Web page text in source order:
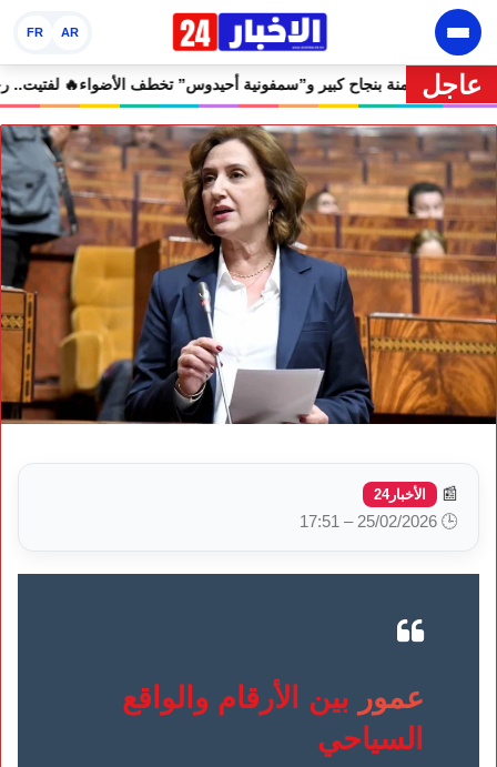
AR
FR
عاجل
مهرجان إفران الدولي يختتم دورته الثامنة بنجاح كبير و”سمفونية أحيدوس”
📰 الأخبار24
🕒 25/02/2026 – 17:51
عمور بين الأرقام والواقع
السياحي